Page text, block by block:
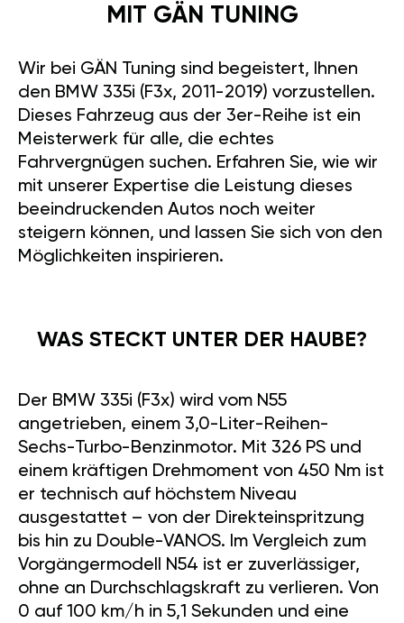
MIT GÄN TUNING
Wir bei GÄN Tuning sind begeistert, Ihnen
den BMW 335i (F3x, 2011-2019) vorzustellen.
Dieses Fahrzeug aus der 3er-Reihe ist ein
Meisterwerk für alle, die echtes
Fahrvergnügen suchen. Erfahren Sie, wie wir
mit unserer Expertise die Leistung dieses
beeindruckenden Autos noch weiter
steigern können, und lassen Sie sich von den
Möglichkeiten inspirieren.
WAS STECKT UNTER DER HAUBE?
Der BMW 335i (F3x) wird vom N55
angetrieben, einem 3,0-Liter-Reihen-
Sechs-Turbo-Benzinmotor. Mit 326 PS und
einem kräftigen Drehmoment von 450 Nm ist
er technisch auf höchstem Niveau
ausgestattet – von der Direkteinspritzung
bis hin zu Double-VANOS. Im Vergleich zum
Vorgängermodell N54 ist er zuverlässiger,
ohne an Durchschlagskraft zu verlieren. Von
0 auf 100 km/h in 5,1 Sekunden und eine